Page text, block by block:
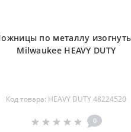
по металлу
Milwaukee HEAVY DUTY
Код товара: HEAVY DUTY 48224520
0